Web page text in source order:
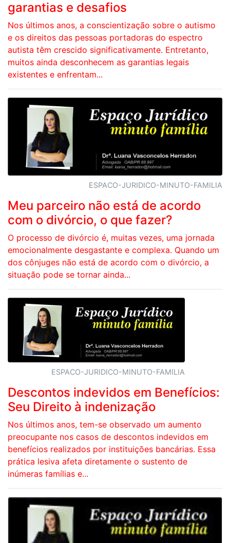
garantias e desafios
Nos últimos anos, a conscientização sobre o autismo
e os direitos das pessoas portadoras do espectro
autista têm crescido significativamente. Entretanto,
muitos ainda desconhecem as garantias legais
existentes e enfrentam...
ESPACO-JURIDICO-MINUTO-FAMILIA
Meu parceiro não está de acordo
com o divórcio, o que fazer?
O processo de divórcio é, muitas vezes, uma jornada
emocionalmente desgastante e complexa. Quando um
dos cônjuges não está de acordo com o divórcio, a
situação pode se tornar ainda...
ESPACO-JURIDICO-MINUTO-FAMILIA
Descontos indevidos em Benefícios:
Seu Direito à indenização
Nos últimos anos, tem-se observado um aumento
preocupante nos casos de descontos indevidos em
benefícios realizados por instituições bancárias. Essa
prática lesiva afeta diretamente o sustento de
inúmeras famílias e...